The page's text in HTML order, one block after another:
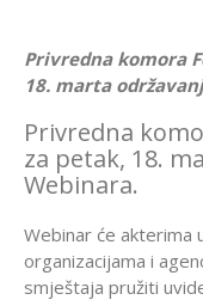
Privredna komora
18. marta
Privredna
za petak, 18.
Webinara.
Webinar će akterima
organizacijama i
smještaja pružiti